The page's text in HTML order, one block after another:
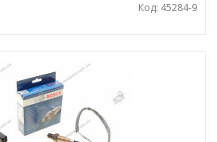
Код: 45284-9